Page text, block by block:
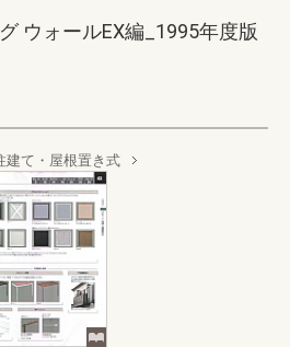
ウォールEX編_1995年度版
て・屋根置き式